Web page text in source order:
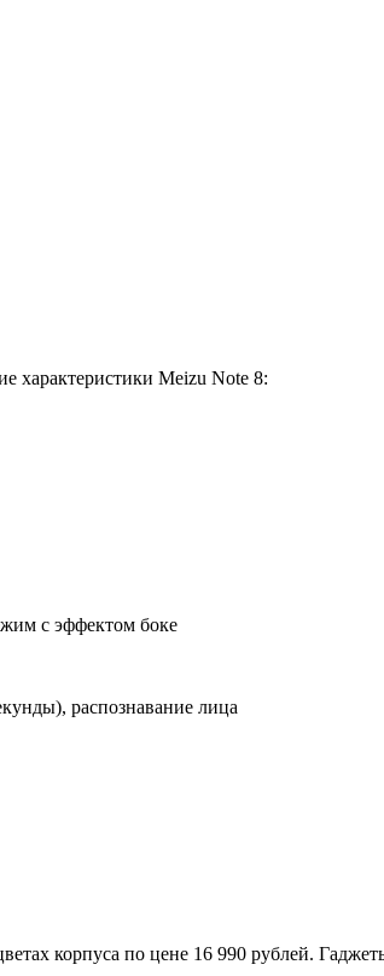
характеристики Meizu Note 8:
с эффектом боке
распознавание лица
корпуса по цене 16 990 рублей.